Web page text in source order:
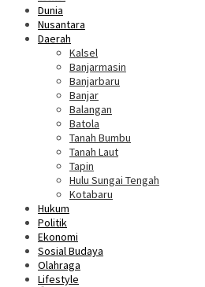
Dunia
Nusantara
Daerah
Kalsel
Banjarmasin
Banjarbaru
Banjar
Balangan
Batola
Tanah Bumbu
Tanah Laut
Tapin
Hulu Sungai Tengah
Kotabaru
Hukum
Politik
Ekonomi
Sosial Budaya
Olahraga
Lifestyle